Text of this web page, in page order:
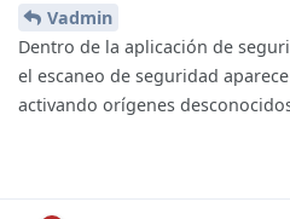
Vadmin
Dentro de la aplicación de
el escaneo de seguridad
activando orígenes